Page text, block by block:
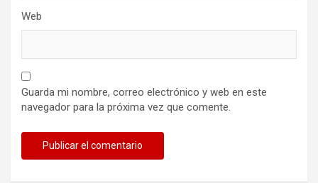
Web
Guarda mi nombre, correo electrónico y web en este
navegador para la próxima vez que comente.